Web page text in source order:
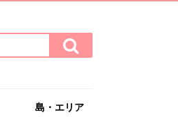
検
索
す
島・エリア